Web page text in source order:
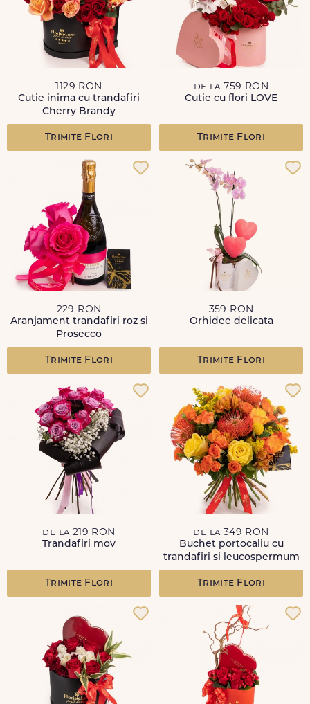
1129 RON
Cutie inima cu trandafiri
Cherry Brandy
Trimite Flori
de la 759 RON
Cutie cu flori LOVE
Trimite Flori
229 RON
Aranjament trandafiri roz si
Prosecco
Trimite Flori
359 RON
Orhidee delicata
Trimite Flori
de la 219 RON
Trandafiri mov
Trimite Flori
de la 349 RON
Buchet portocaliu cu
trandafiri si leucospermum
Trimite Flori